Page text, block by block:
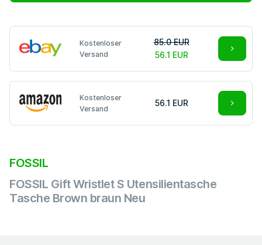
Kostenloser
Versand
85.0 EUR
56.1 EUR
Kostenloser
Versand
56.1 EUR
FOSSIL
FOSSIL Gift Wristlet S Utensilientasche
Tasche Brown braun Neu